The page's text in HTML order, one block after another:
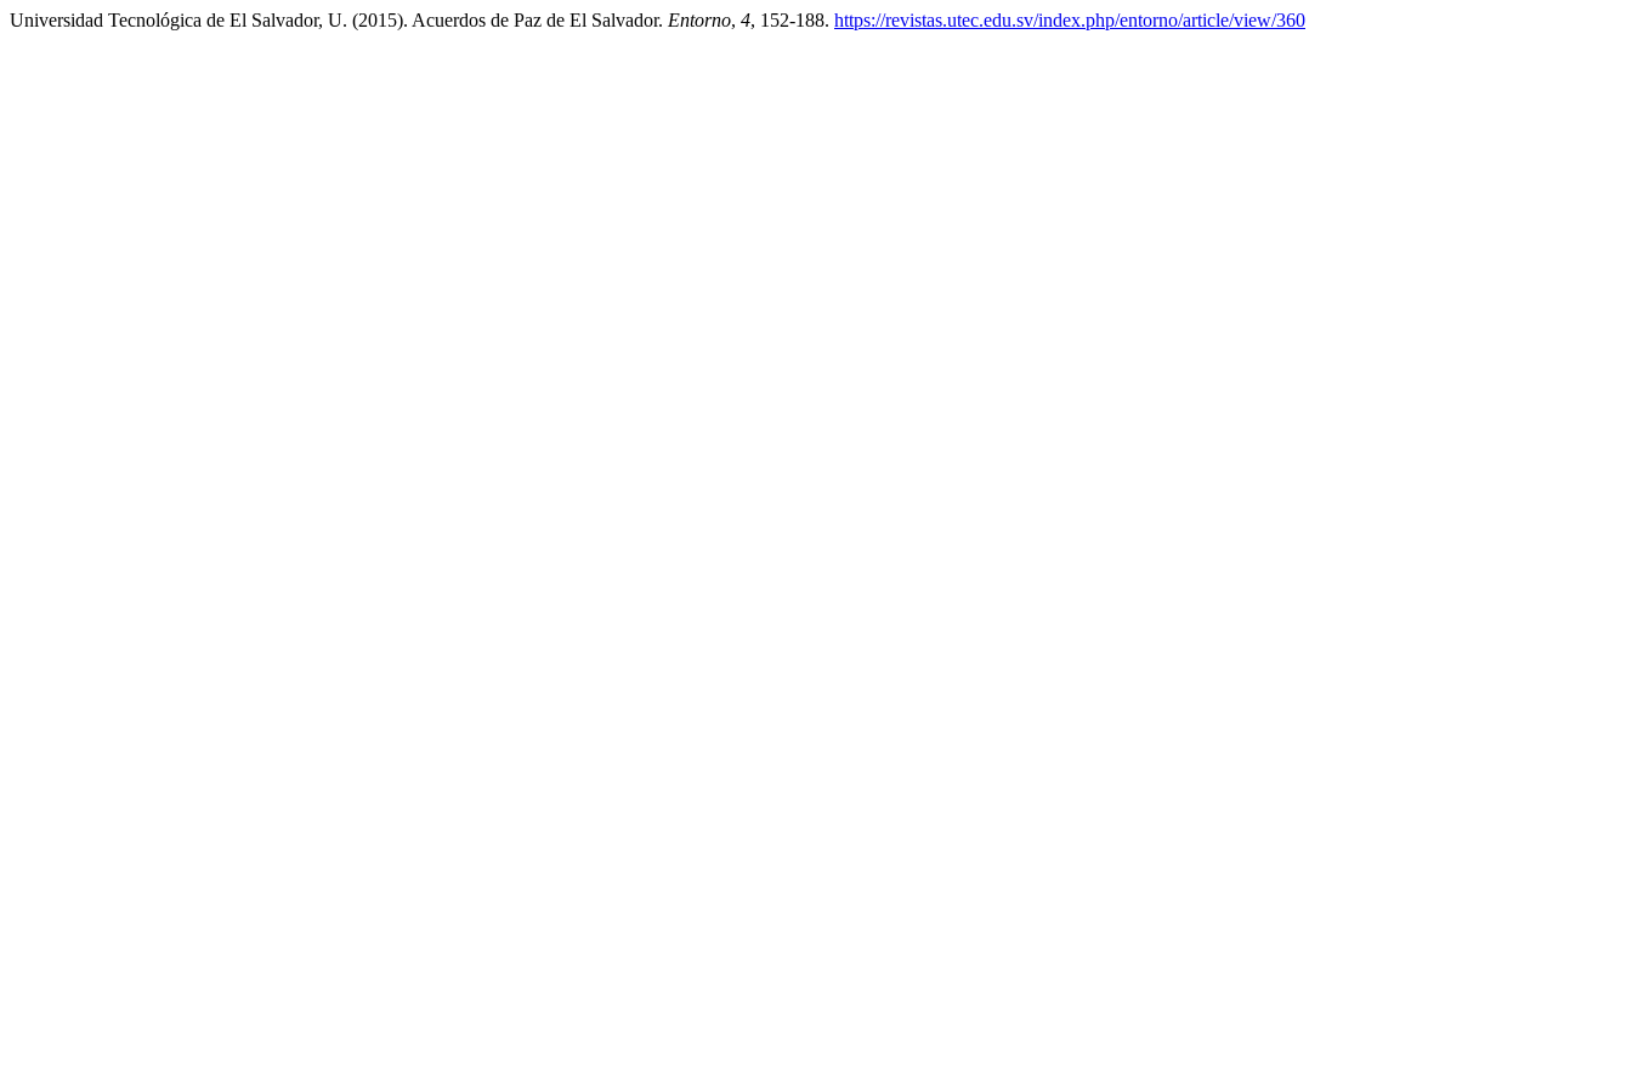
Universidad Tecnológica de El Salvador, U. (2015). Acuerdos de Paz de El Salvador. Entorno, 4, 152-188. https://revistas.utec.edu.sv/index.php/entorno/article/view/360